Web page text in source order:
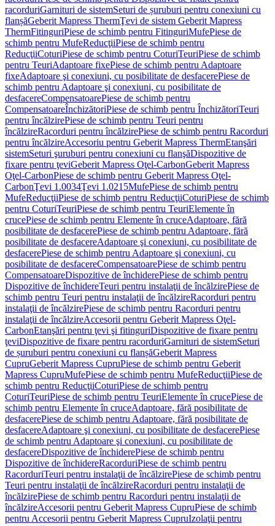
racorduriGarnituri de sistemSeturi de șuruburi pentru conexiuni cu
flanșăGeberit Mapress ThermŢevi de sistem Geberit Mapress
ThermFitinguriPiese de schimb pentru FitinguriMufePiese de
schimb pentru MufeReducţiiPiese de schimb pentru
ReducţiiCoturiPiese de schimb pentru CoturiTeuriPiese de schimb
pentru TeuriAdaptoare fixePiese de schimb pentru Adaptoare
fixeAdaptoare şi conexiuni, cu posibilitate de desfacerePiese de
schimb pentru Adaptoare şi conexiuni, cu posibilitate de
desfacereCompensatoarePiese de schimb pentru
CompensatoareÎnchizătoriPiese de schimb pentru ÎnchizătoriTeuri
pentru încălzirePiese de schimb pentru Teuri pentru
încălzireRacorduri pentru încălzirePiese de schimb pentru Racorduri
pentru încălzireAccesoriu pentru Geberit Mapress ThermEtanşări
sistemSeturi şuruburi pentru conexiuni cu flanşăDispozitive de
fixare pentru ţeviGeberit Mapress Oţel-CarbonGeberit Mapress
Oţel-CarbonPiese de schimb pentru Geberit Mapress Oţel-
CarbonŢevi 1.0034Ţevi 1.0215MufePiese de schimb pentru
MufeReducţiiPiese de schimb pentru ReducţiiCoturiPiese de schimb
pentru CoturiTeuriPiese de schimb pentru TeuriElemente în
crucePiese de schimb pentru Elemente în cruceAdaptoare, fără
posibilitate de desfacerePiese de schimb pentru Adaptoare, fără
posibilitate de desfacereAdaptoare şi conexiuni, cu posibilitate de
desfacerePiese de schimb pentru Adaptoare şi conexiuni, cu
posibilitate de desfacereCompensatoarePiese de schimb pentru
CompensatoareDispozitive de închiderePiese de schimb pentru
Dispozitive de închidereTeuri pentru instalaţii de încălzirePiese de
schimb pentru Teuri pentru instalaţii de încălzireRacorduri pentru
instalaţii de încălzirePiese de schimb pentru Racorduri pentru
instalaţii de încălzireAccesorii pentru Geberit Mapress Oţel-
CarbonEtanşări pentru ţevi şi fitinguriDispozitive de fixare pentru
ţeviDispozitive de fixare pentru racorduriGarnituri de sistemSeturi
de șuruburi pentru conexiuni cu flanșăGeberit Mapress
CupruGeberit Mapress CupruPiese de schimb pentru Geberit
Mapress CupruMufePiese de schimb pentru MufeReducţiiPiese de
schimb pentru ReducţiiCoturiPiese de schimb pentru
CoturiTeuriPiese de schimb pentru TeuriElemente în crucePiese de
schimb pentru Elemente în cruceAdaptoare, fără posibilitate de
desfacerePiese de schimb pentru Adaptoare, fără posibilitate de
desfacereAdaptoare şi conexiuni, cu posibilitate de desfacerePiese
de schimb pentru Adaptoare şi conexiuni, cu posibilitate de
desfacereDispozitive de închiderePiese de schimb pentru
Dispozitive de închidereRacorduriPiese de schimb pentru
RacorduriTeuri pentru instalaţii de încălzirePiese de schimb pentru
Teuri pentru instalaţii de încălzireRacorduri pentru instalaţii de
încălzirePiese de schimb pentru Racorduri pentru instalaţii de
încălzireAccesorii pentru Geberit Mapress CupruPiese de schimb
pentru Accesorii pentru Geberit Mapress CupruIzolaţii pentru